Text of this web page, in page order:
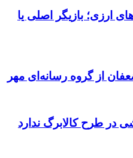
ارزی؛ بازیگر اصلی یا
از گروه رسانه‌ای مهر
در طرح کالابرگ ندارد